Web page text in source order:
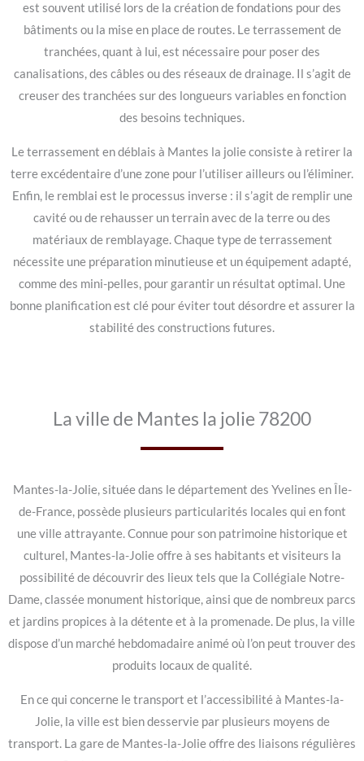
est souvent utilisé lors de la création de fondations pour des
bâtiments ou la mise en place de routes. Le terrassement de
tranchées, quant à lui, est nécessaire pour poser des
canalisations, des câbles ou des réseaux de drainage. Il s’agit de
creuser des tranchées sur des longueurs variables en fonction
des besoins techniques.
Le terrassement en déblais à Mantes la jolie consiste à retirer la
terre excédentaire d’une zone pour l’utiliser ailleurs ou l’éliminer.
Enfin, le remblai est le processus inverse : il s’agit de remplir une
cavité ou de rehausser un terrain avec de la terre ou des
matériaux de remblayage. Chaque type de terrassement
nécessite une préparation minutieuse et un équipement adapté,
comme des mini-pelles, pour garantir un résultat optimal. Une
bonne planification est clé pour éviter tout désordre et assurer la
stabilité des constructions futures.
La ville de Mantes la jolie 78200
Mantes-la-Jolie, située dans le département des Yvelines en Île-
de-France, possède plusieurs particularités locales qui en font
une ville attrayante. Connue pour son patrimoine historique et
culturel, Mantes-la-Jolie offre à ses habitants et visiteurs la
possibilité de découvrir des lieux tels que la Collégiale Notre-
Dame, classée monument historique, ainsi que de nombreux parcs
et jardins propices à la détente et à la promenade. De plus, la ville
dispose d’un marché hebdomadaire animé où l’on peut trouver des
produits locaux de qualité.
En ce qui concerne le transport et l’accessibilité à Mantes-la-
Jolie, la ville est bien desservie par plusieurs moyens de
transport. La gare de Mantes-la-Jolie offre des liaisons régulières